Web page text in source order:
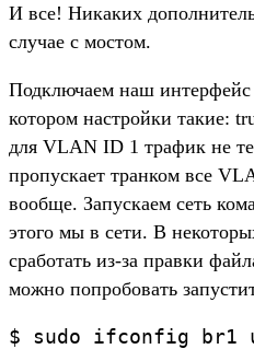
И все! Никаких
случае с мостом.
Подключаем наш интерфейс
котором настройки такие:
для VLAN ID 1 трафик не
пропускает транком все
вообще. Запускаем сеть
этого мы в сети. В
сработать из-за правки
можно попробовать
$ sudo ifconfig br1